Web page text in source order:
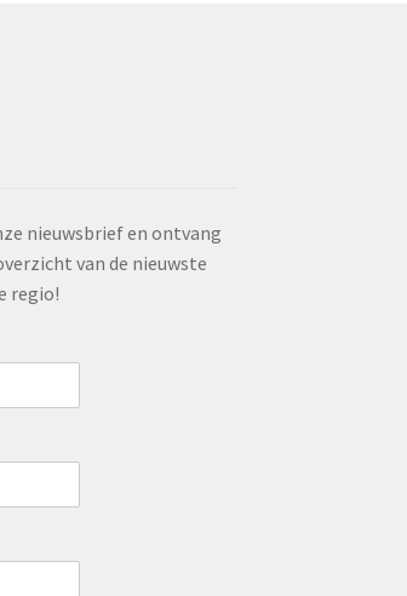
nieuwsbrief en ontvang
van de nieuwste
regio!